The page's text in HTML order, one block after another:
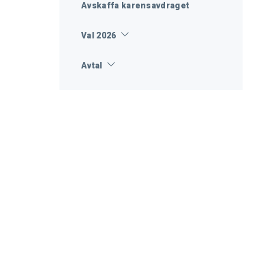
Avskaffa karensavdraget
Val 2026
Avtal